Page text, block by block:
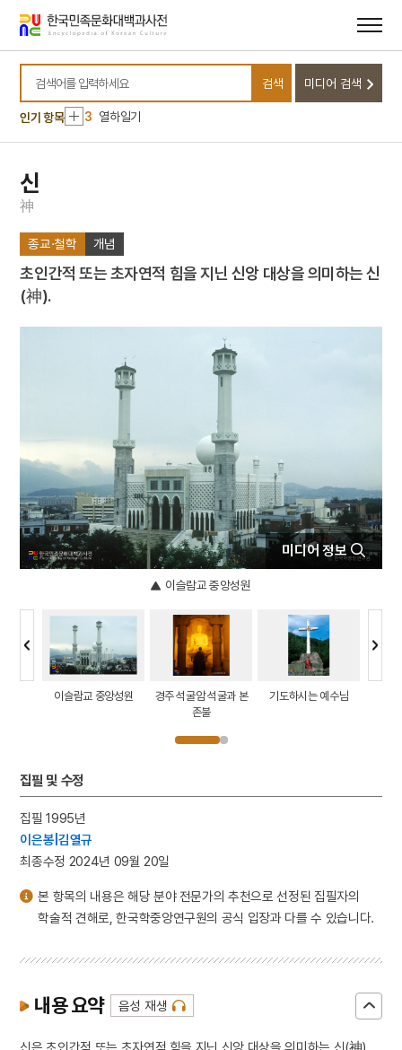
바로가기
바로가기
검색어를 입력하세요
검색 미디어 검색
인기 항목
10 태극기
1 금성대군
2
금오신화
3 열하일기
8 이상적
9
조선혁명선언
열하일기
신사임당 초서 병풍
금동 보살 좌상
7
마니산
8 이상적
9 조선혁명선언
10
태극기
신
神
종교·철학 개념
초인간적 또는 초자연적 힘을 지닌 신앙 대상을 의미하는 신
(神).
미디어 정보
이슬람교 중앙성원
이슬람교 중앙성원
경주 석굴암 석굴과 본
존불
기도하시는 예수님
집필 및 수정
집필 1995년
이은봉|김열규
최종수정 2024년 09월 20일
본 항목의 내용은 해당 분야 전문가의 추천으로 선정된 집필자의
학술적 견해로, 한국학중앙연구원의 공식 입장과 다를 수 있습니다.
내용 요약 음성 재생
신은 초인간적 또는 초자연적 힘을 지닌 신앙 대상을 의미하는 신(神)